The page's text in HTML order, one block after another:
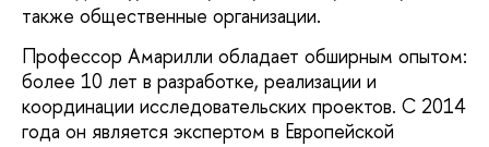
также общественные организации.
Профессор Амарилли обладает обширным опытом:
более 10 лет в разработке, реализации и
координации исследовательских проектов. С 2014
года он является экспертом в Европейской